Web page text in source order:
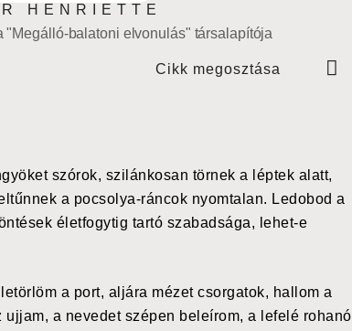
HENRIETTE
"Megálló-balatoni elvonulás" társalapítója
Cikk megosztása
szórok, szilánkosan törnek a léptek alatt,
a pocsolya-ráncok nyomtalan. Ledobod a
életfogytig tartó szabadsága, lehet-e
a port, aljára mézet csorgatok, hallom a
a nevedet szépen beleírom, a lefelé rohanó